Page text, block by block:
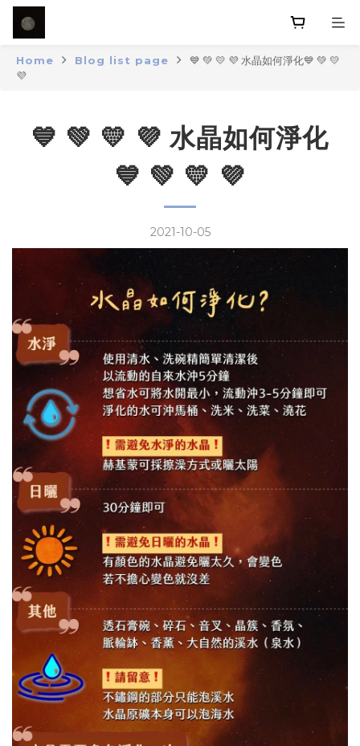
Home Blog list page
💙 💚 💛 💜 水晶如何淨化💙 💚 💛
💜
💙 💚 💛 💜 水晶如何淨化
💙 💚 💛 💜
2021-10-05